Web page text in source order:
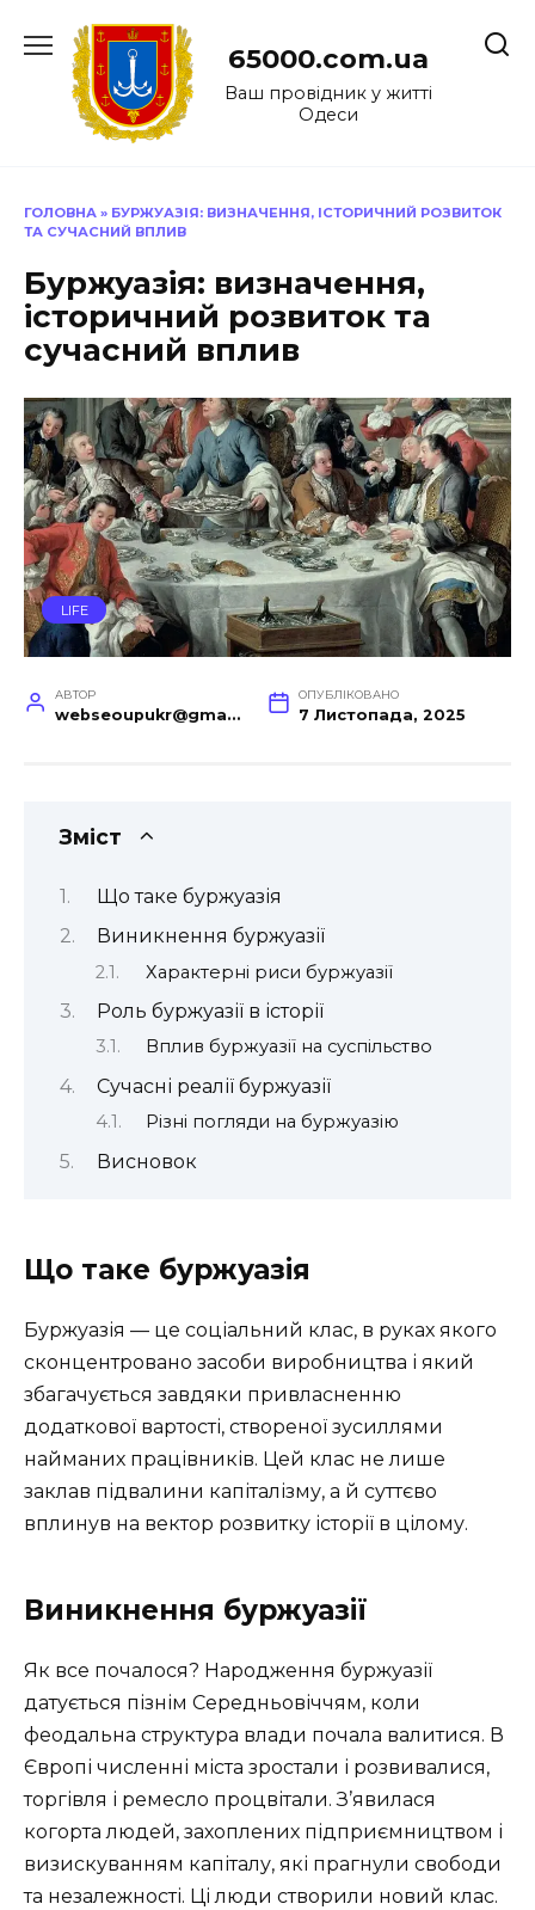
до
65000.com.ua
Ваш провідник у житті
Одеси
ГОЛОВНА » БУРЖУАЗІЯ: ВИЗНАЧЕННЯ, ІСТОРИЧНИЙ РОЗВИТОК
ТА СУЧАСНИЙ ВПЛИВ
Буржуазія: визначення,
історичний розвиток та
сучасний вплив
LIFE
АВТОР
webseoupukr@gmail.com
ОПУБЛІКОВАНО
7 Листопада, 2025
Зміст
Що таке буржуазія
Виникнення буржуазії
Характерні риси буржуазії
Роль буржуазії в історії
Вплив буржуазії на суспільство
Сучасні реалії буржуазії
Різні погляди на буржуазію
Висновок
Що таке буржуазія
Буржуазія — це соціальний клас, в руках якого
сконцентровано засоби виробництва і який
збагачується завдяки привласненню
додаткової вартості, створеної зусиллями
найманих працівників. Цей клас не лише
заклав підвалини капіталізму, а й суттєво
вплинув на вектор розвитку історії в цілому.
Виникнення буржуазії
Як все почалося? Народження буржуазії
датується пізнім Середньовіччям, коли
феодальна структура влади почала валитися. В
Європі численні міста зростали і розвивалися,
торгівля і ремесло процвітали. З’явилася
когорта людей, захоплених підприємництвом і
визискуванням капіталу, які прагнули свободи
та незалежності. Ці люди створили новий клас.